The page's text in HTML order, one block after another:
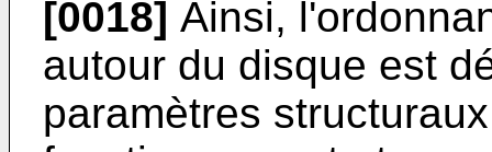
[0018] Ainsi,
autour du disque est
paramètres